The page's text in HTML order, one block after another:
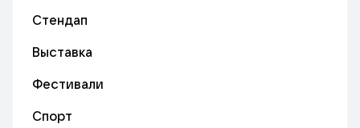
Стендап
Выставка
Фестивали
Спорт